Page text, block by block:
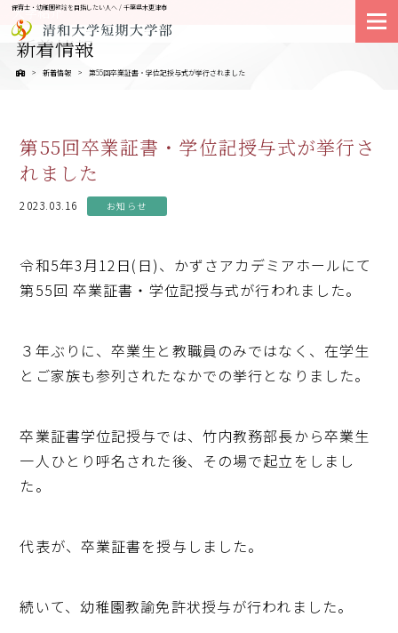
保育士・幼稚園教諭を目指したい人へ / 千葉県木更津市
新着情報
新着情報 第55回卒業証書・学位記授与式が挙行されました
大学紹介
第55回卒業証書・学位記授与式が挙行さ
れました
2023.03.16 お知らせ
令和5年3月12日(日)、かずさアカデミアホールにて
第55回 卒業証書・学位記授与式が行われました。
３年ぶりに、卒業生と教職員のみではなく、在学生
とご家族も参列されたなかでの挙行となりました。
卒業証書学位記授与では、竹内教務部長から卒業生
一人ひとり呼名された後、その場で起立をしまし
た。
代表が、卒業証書を授与しました。
続いて、幼稚園教諭免許状授与が行われました。